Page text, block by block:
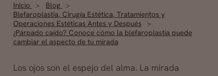
Inicio
Blog
Blefaroplastia, Cirugía Estética, Tratamientos y
Operaciones Estéticas Antes y Después
¿Párpado caído? Conoce cómo la blefaroplastia puede
cambiar el aspecto de tu mirada
Los ojos son el espejo del alma. La mirada